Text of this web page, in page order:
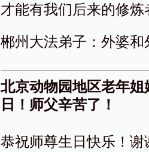
才能有我们后来的修
郴州大法弟子：外婆和
北京动物园地区老年
日！师父辛苦了！
恭祝师尊生日快乐！谢